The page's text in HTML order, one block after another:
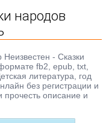
народов
- Сказки
fb2, epub, txt,
литература, год
без регистрации и
описание и